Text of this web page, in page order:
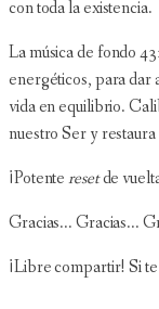
con toda la existencia.
La música de fondo
energéticos, para dar
vida en equilibrio.
nuestro Ser y
¡Potenteresetde
Gracias... Gracias...
¡Libre compartir! Si